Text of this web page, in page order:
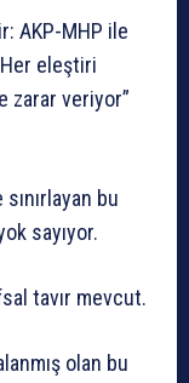
AKP-MHP ile
eleştiri
zarar veriyor”
bu
sayıyor.
tavır mevcut.
olan bu